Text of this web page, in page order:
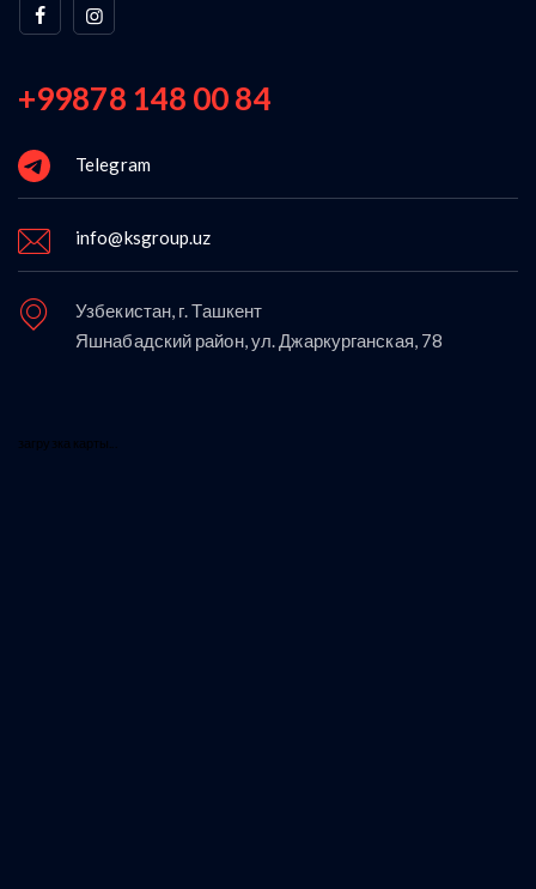
+99878 148 00 84
Telegram
info@ksgroup.uz
Узбекистан, г. Ташкент
Яшнабадский район, ул. Джаркурганская, 78
загрузка карты...